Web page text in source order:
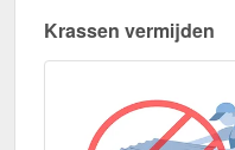
Krassen vermijden